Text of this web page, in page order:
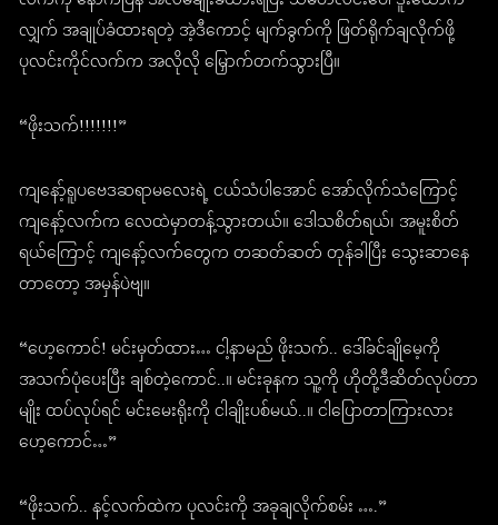
လျှက် အချုပ်ခံထားရတဲ့ အဲ့ဒီကောင့် မျက်ခွက်ကို ဖြတ်ရိုက်ချလိုက်ဖို့
ပုလင်းကိုင်လက်က အလိုလို မြှောက်တက်သွားပြီ။
“ဖိုးသက်!!!!!!!”
ကျနော့်ရူပဗေဒဆရာမလေးရဲ့ ငယ်သံပါအောင် အော်လိုက်သံကြောင့်
ကျနော့်လက်က လေထဲမှာတန့်သွားတယ်။ ဒေါသစိတ်ရယ်၊ အမူးစိတ်
ရယ်ကြောင့် ကျနော့်လက်တွေက တဆတ်ဆတ် တုန်ခါပြီး သွေးဆာနေ
တာတော့ အမှန်ပဲဗျ။
“ဟေ့ကောင်! မင်းမှတ်ထား… ငါ့နာမည် ဖိုးသက်.. ဒေါ်ခင်ချိုမေ့ကို
အသက်ပုံပေးပြီး ချစ်တဲ့ကောင်..။ မင်းခုနက သူ့ကို ဟိုတို့ဒီဆိတ်လုပ်တာ
မျိုး ထပ်လုပ်ရင် မင်းမေးရိုးကို ငါချိုးပစ်မယ်..။ ငါပြောတာကြားလား
ဟေ့ကောင်…”
“ဖိုးသက်.. နင့်လက်ထဲက ပုလင်းကို အခုချလိုက်စမ်း ….”